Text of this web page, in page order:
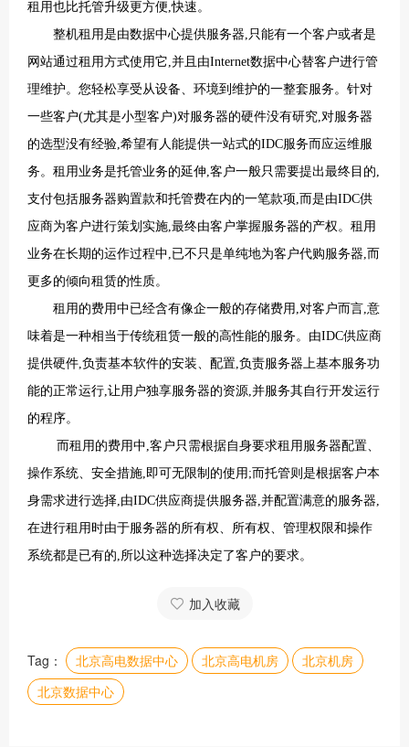
租用也比托管升级更方便,快速。
整机租用是由数据中心提供服务器,只能有一个客户或者是
网站通过租用方式使用它,并且由Internet数据中心替客户进行管
理维护。您轻松享受从设备、环境到维护的一整套服务。针对
一些客户(尤其是小型客户)对服务器的硬件没有研究,对服务器
的选型没有经验,希望有人能提供一站式的IDC服务而应运维服
务。租用业务是托管业务的延伸,客户一般只需要提出最终目的,
支付包括服务器购置款和托管费在内的一笔款项,而是由IDC供
应商为客户进行策划实施,最终由客户掌握服务器的产权。租用
业务在长期的运作过程中,已不只是单纯地为客户代购服务器,而
更多的倾向租赁的性质。
租用的费用中已经含有像企一般的存储费用,对客户而言,意
味着是一种相当于传统租赁一般的高性能的服务。由IDC供应商
提供硬件,负责基本软件的安装、配置,负责服务器上基本服务功
能的正常运行,让用户独享服务器的资源,并服务其自行开发运行
的程序。
而租用的费用中,客户只需根据自身要求租用服务器配置、
操作系统、安全措施,即可无限制的使用;而托管则是根据客户本
身需求进行选择,由IDC供应商提供服务器,并配置满意的服务器,
在进行租用时由于服务器的所有权、所有权、管理权限和操作
系统都是已有的,所以这种选择决定了客户的要求。
加入收藏
Tag： 北京高电数据中心 北京高电机房
北京机房
北京数据中心